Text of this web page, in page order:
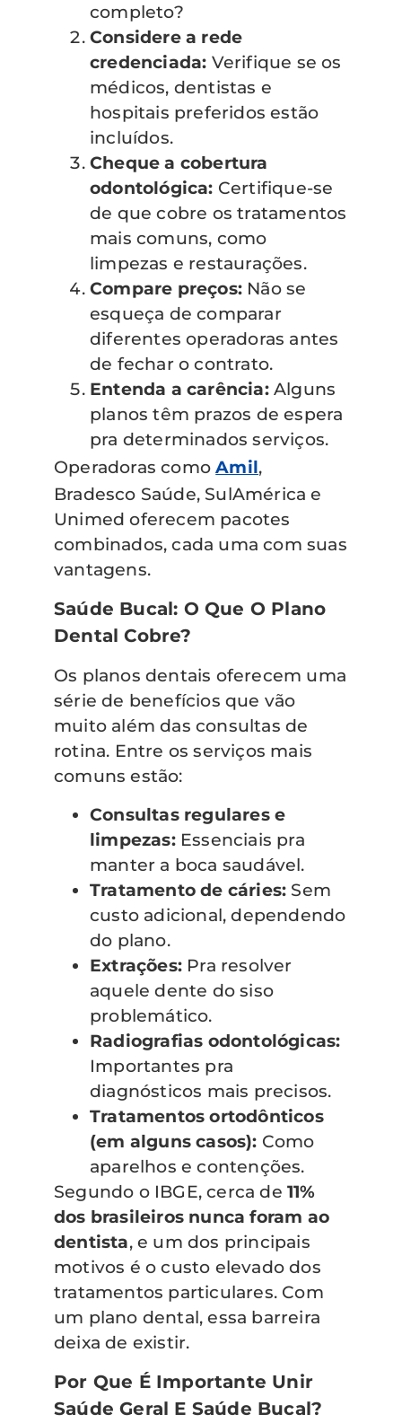
completo?
Considere a rede
credenciada: Verifique se os
médicos, dentistas e
hospitais preferidos estão
incluídos.
Cheque a cobertura
odontológica: Certifique-se
de que cobre os tratamentos
mais comuns, como
limpezas e restaurações.
Compare preços: Não se
esqueça de comparar
diferentes operadoras antes
de fechar o contrato.
Entenda a carência:Alguns
planos têm prazos de espera
pra determinados serviços.
Operadoras comoAmil,
Bradesco Saúde, SulAmérica e
Unimed oferecem pacotes
combinados, cada uma com suas
vantagens.
Saúde Bucal: O Que O Plano
Dental Cobre?
Os planos dentais oferecem uma
série de benefícios que vão
muito além das consultas de
rotina. Entre os serviços mais
comuns estão:
Consultas regulares e
limpezas:Essenciais pra
manter a boca saudável.
Tratamento de cáries: Sem
custo adicional, dependendo
do plano.
Extrações: Pra resolver
aquele dente do siso
problemático.
Radiografias odontológicas:
Importantes pra
diagnósticos mais precisos.
Tratamentos ortodônticos
(em alguns casos): Como
aparelhos e contenções.
Segundo o IBGE, cerca de 11%
dos brasileiros nunca foram ao
dentista, e um dos principais
motivos é o custo elevado dos
tratamentos particulares. Com
um plano dental, essa barreira
deixa de existir.
Por Que É Importante Unir
Saúde Geral E Saúde Bucal?